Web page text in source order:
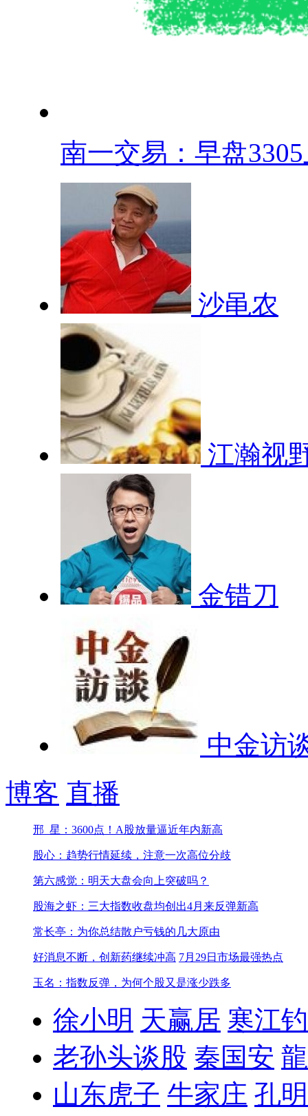
南一交易：早盘
沙黾农
江瀚视
金错刀
中金访
博客 直播
邢_星：3600点！A股放量逼近年内新高
股心：趋势行情延续，注意一次高位分歧
第六感觉：明天大盘会向上突破吗？
股海之虾：三大指数收盘均创出4月来反弹新高
常长亭：为你总结散户亏钱的几大原由
好消息不断，创新药继续冲高 7月29日市场最强热点
玉名：指数反弹，为何个股又是涨少跌多
徐小明 天赢居 寒江
老孙头谈股 秦国安
山东虎子 牛家庄 孔